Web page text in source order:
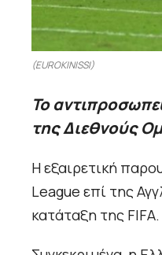
(EUROKINISSI)
Το
της Διεθνούς
Η εξαιρετική
League επί της
κατάταξη της FIFA.